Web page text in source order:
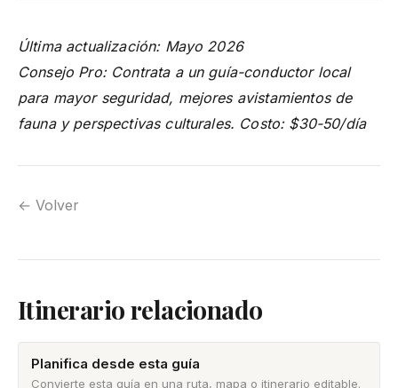
Última actualización: Mayo 2026
Consejo Pro: Contrata a un guía-conductor local
para mayor seguridad, mejores avistamientos de
fauna y perspectivas culturales. Costo: $30-50/día
← Volver
Itinerario relacionado
Planifica desde esta guía
Convierte esta guía en una ruta, mapa o itinerario editable.